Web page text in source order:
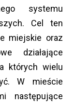
systemu
Cel ten
miejskie oraz
działające
których wielu
W mieście
następujące